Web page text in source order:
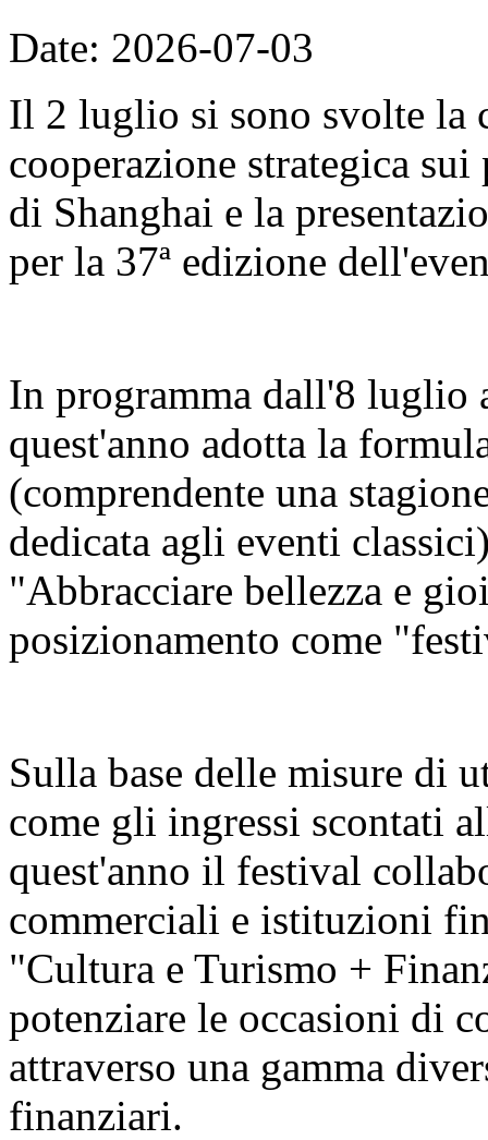
Date: 2026-07-03
Il 2 luglio si sono svolte la
cooperazione strategica
di Shanghai e la
per la 37ª edizione
In programma dall'8
quest'anno adotta la
(comprendente una
dedicata agli eventi
"Abbracciare bellezza e
posizionamento come
Sulla base delle misure di
come gli ingressi scontati
quest'anno il festival
commerciali e istituzioni
"Cultura e Turismo +
potenziare le occasioni di
attraverso una gamma
finanziari.